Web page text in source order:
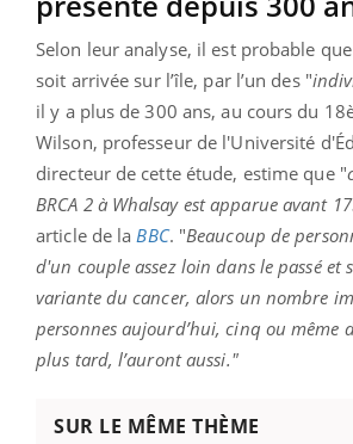
Selon leur analyse, il est probable
soit arrivée sur l’île, par l’un des "
il y a plus de 300 ans, au cours du
Wilson, professeur de l'Université
directeur de cette étude, estime que "
BRCA 2 à Whalsay est apparue avant
article de laBBC. "Beaucoup de
d'un couple assez loin dans le passé et
variante du cancer, alors un nombre
personnes aujourd’hui, cinq ou même
plus tard, l’auront aussi."
SUR LE MÊME THÈME